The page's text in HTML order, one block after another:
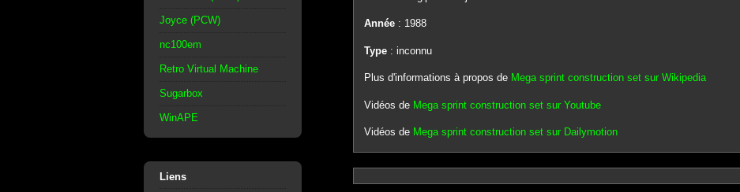
Joyce (PCW)
nc100em
Retro Virtual Machine
Sugarbox
WinAPE
Liens
Année: 1988
Type: inconnu
Plus d'informations à propos de Mega sprint construction set sur Wikipedia
Vidéos de Mega sprint construction set sur Youtube
Vidéos de Mega sprint construction set sur Dailymotion